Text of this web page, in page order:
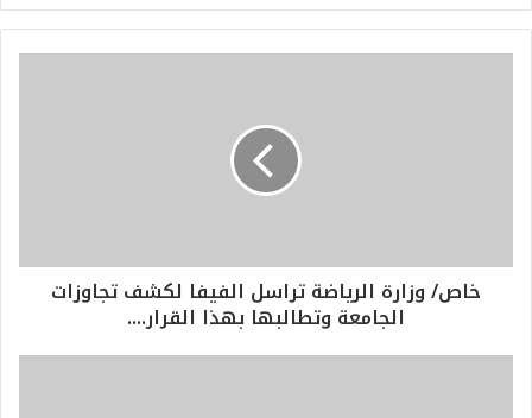
خاص/ وزارة الرياضة تراسل الفيفا لكشف تجاوزات
الجامعة وتطالبها بهذا القرار....